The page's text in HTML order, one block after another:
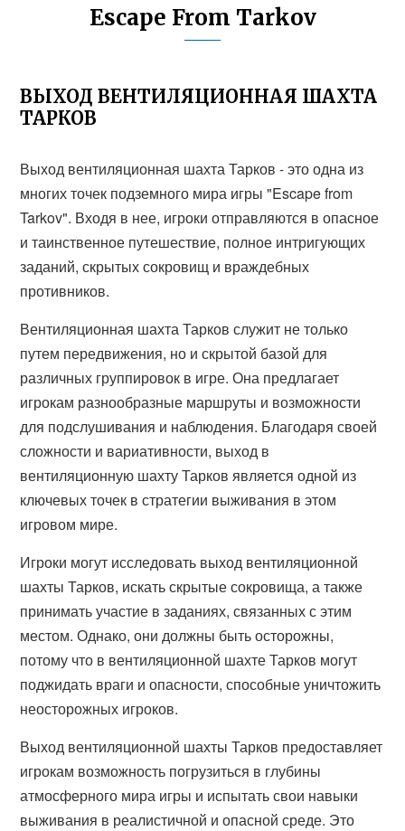
Escape From Tarkov
ВЫХОД ВЕНТИЛЯЦИОННАЯ ШАХТА
ТАРКОВ
Выход вентиляционная шахта Тарков - это одна из
многих точек подземного мира игры "Escape from
Tarkov". Входя в нее, игроки отправляются в опасное
и таинственное путешествие, полное интригующих
заданий, скрытых сокровищ и враждебных
противников.
Вентиляционная шахта Тарков служит не только
путем передвижения, но и скрытой базой для
различных группировок в игре. Она предлагает
игрокам разнообразные маршруты и возможности
для подслушивания и наблюдения. Благодаря своей
сложности и вариативности, выход в
вентиляционную шахту Тарков является одной из
ключевых точек в стратегии выживания в этом
игровом мире.
Игроки могут исследовать выход вентиляционной
шахты Тарков, искать скрытые сокровища, а также
принимать участие в заданиях, связанных с этим
местом. Однако, они должны быть осторожны,
потому что в вентиляционной шахте Тарков могут
поджидать враги и опасности, способные уничтожить
неосторожных игроков.
Выход вентиляционной шахты Тарков предоставляет
игрокам возможность погрузиться в глубины
атмосферного мира игры и испытать свои навыки
выживания в реалистичной и опасной среде. Это